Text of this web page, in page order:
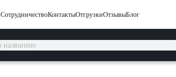
СотрудничествоКонтактыОтгрузкиОтзывыБлог